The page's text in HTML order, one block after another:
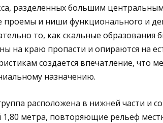
разделенных большим
проемы и ниши функционального и
то, как скальные образования
на краю пропасти и опираются на
создается впечатление, что
назначению.
расположена в нижней части и
1,80 метра, повторяющие рельеф